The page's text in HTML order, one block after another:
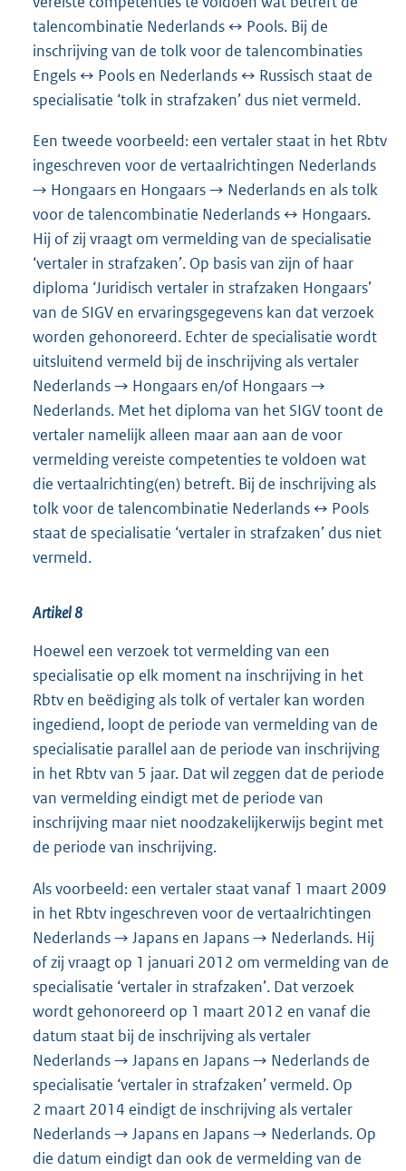
talencombinatie Nederlands ↔ Pools. Bij de
inschrijving van de tolk voor de talencombinaties
Engels ↔ Pools en Nederlands ↔ Russisch staat de
specialisatie ‘tolk in strafzaken’ dus niet vermeld.
Een tweede voorbeeld: een vertaler staat in het Rbtv
ingeschreven voor de vertaalrichtingen Nederlands
→ Hongaars en Hongaars → Nederlands en als tolk
voor de talencombinatie Nederlands ↔ Hongaars.
Hij of zij vraagt om vermelding van de specialisatie
‘vertaler in strafzaken’. Op basis van zijn of haar
diploma ‘Juridisch vertaler in strafzaken Hongaars’
van de SIGV en ervaringsgegevens kan dat verzoek
worden gehonoreerd. Echter de specialisatie wordt
uitsluitend vermeld bij de inschrijving als vertaler
Nederlands → Hongaars en/of Hongaars →
Nederlands. Met het diploma van het SIGV toont de
vertaler namelijk alleen maar aan aan de voor
vermelding vereiste competenties te voldoen wat
die vertaalrichting(en) betreft. Bij de inschrijving als
tolk voor de talencombinatie Nederlands ↔ Pools
staat de specialisatie ‘vertaler in strafzaken’ dus niet
vermeld.
Artikel 8
Hoewel een verzoek tot vermelding van een
specialisatie op elk moment na inschrijving in het
Rbtv en beëdiging als tolk of vertaler kan worden
ingediend, loopt de periode van vermelding van de
specialisatie parallel aan de periode van inschrijving
in het Rbtv van 5 jaar. Dat wil zeggen dat de periode
van vermelding eindigt met de periode van
inschrijving maar niet noodzakelijkerwijs begint met
de periode van inschrijving.
Als voorbeeld: een vertaler staat vanaf 1 maart 2009
in het Rbtv ingeschreven voor de vertaalrichtingen
Nederlands → Japans en Japans → Nederlands. Hij
of zij vraagt op 1 januari 2012 om vermelding van de
specialisatie ‘vertaler in strafzaken’. Dat verzoek
wordt gehonoreerd op 1 maart 2012 en vanaf die
datum staat bij de inschrijving als vertaler
Nederlands → Japans en Japans → Nederlands de
specialisatie ‘vertaler in strafzaken’ vermeld. Op
2 maart 2014 eindigt de inschrijving als vertaler
Nederlands → Japans en Japans → Nederlands. Op
die datum eindigt dan ook de vermelding van de